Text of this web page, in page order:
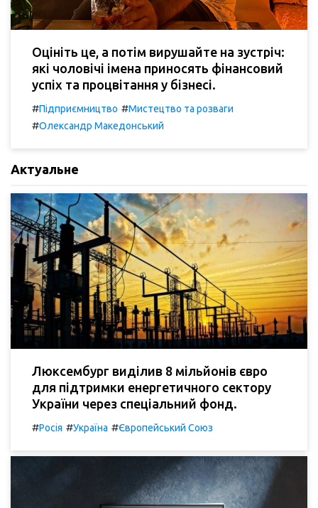
Оцініть це, а потім вирушайте на зустріч:
які чоловічі імена приносять фінансовий
успіх та процвітання у бізнесі.
#Підприємництво #Мистецтво та розваги
#Олександр Македонський
Актуальне
Люксембург виділив 8 мільйонів євро
для підтримки енергетичного сектору
України через спеціальний фонд.
#Росія #Україна #Європейський Союз